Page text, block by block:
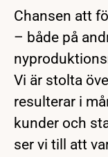
Chansen att
– både på
Vi är stolta
resulterar i
kunder och
ser vi till att